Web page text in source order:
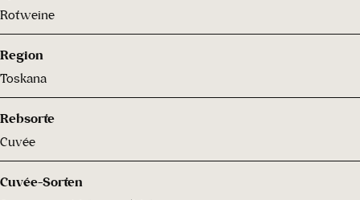
Rotweine
Region
Toskana
Rebsorte
Cuvée
Cuvée-Sorten